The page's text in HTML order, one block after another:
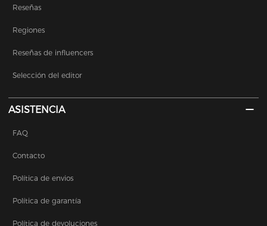
Reseñas
Regiones
Reseñas de influencers
Selección del editor
ASISTENCIA
FAQ
Contacto
Política de envios
Política de garantía
Política de devoluciones